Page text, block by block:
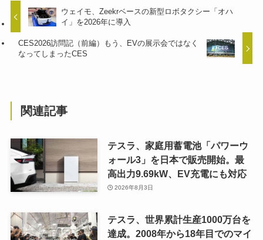
ウェイモ、Zeekrベースの新型ロボタクシー「オハ
イ」を2026年に導入
CES2026訪問記（前編）もう、EVの展示会ではなく
なってしまったCES
関連記事
テスラ、家庭用蓄電池「パワーウ
ォール3」を日本で販売開始。最
高出力9.69kW、EV充電にも対応
2026年8月3日
テスラ、世界累計生産1000万台を
達成。2008年から18年目でのマイ